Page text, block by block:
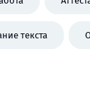
текста